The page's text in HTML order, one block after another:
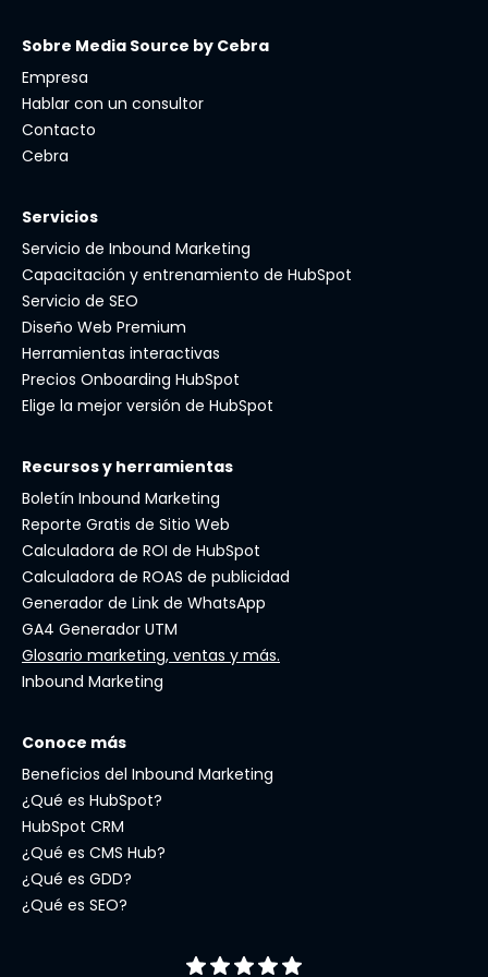
Sobre Media Source by Cebra
Empresa
Hablar con un consultor
Contacto
Cebra
Servicios
Servicio de Inbound Marketing
Capacitación y entrenamiento de HubSpot
Servicio de SEO
Diseño Web Premium
Herramientas interactivas
Precios Onboarding HubSpot
Elige la mejor versión de HubSpot
Recursos y herramientas
Boletín Inbound Marketing
Reporte Gratis de Sitio Web
Calculadora de ROI de HubSpot
Calculadora de ROAS de publicidad
Generador de Link de WhatsApp
GA4 Generador UTM
Glosario marketing, ventas y más.
Inbound Marketing
Conoce más
Beneficios del Inbound Marketing
¿Qué es HubSpot?
HubSpot CRM
¿Qué es CMS Hub?
¿Qué es GDD?
¿Qué es SEO?